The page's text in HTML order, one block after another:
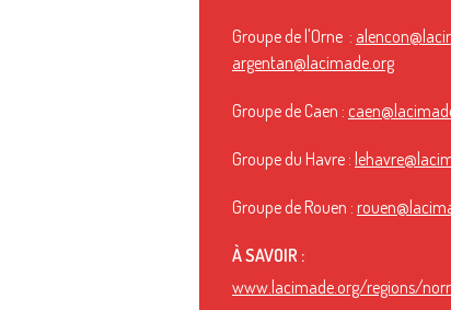
Groupe de l'Orne :
argentan@lacimade.org
Groupe de Caen :
Groupe du Havre :
Groupe de Rouen :
À SAVOIR :
www.lacimade.org/regions/